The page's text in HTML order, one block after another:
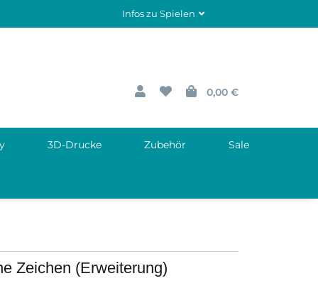
Infos zu Spielen
0,00 €
3D-Drucke Zubehör Sale
Zeichen (Erweiterung)